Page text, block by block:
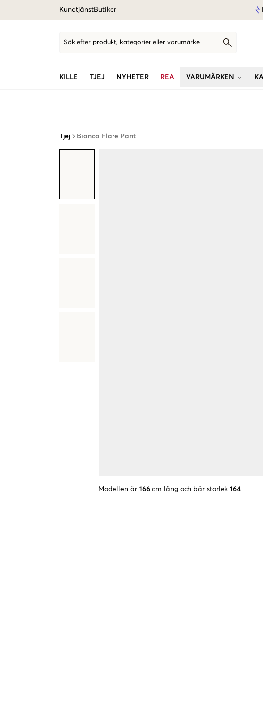
KundtjänstButiker
Sök efter produkt, kategorier eller varumärke
KILLE TJEJ NYHETER REA VARUMÄRKEN
Tjej Bianca Flare Pant
Modellen är 166 cm lång och bär storlek 164